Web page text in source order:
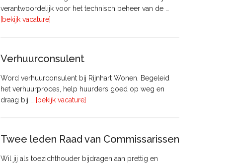
verantwoordelijk voor het technisch beheer van de …
[bekijk vacature]
Onderhoud
Pyloon
Vastgoedmanagement
Verhuurconsulent
Word verhuurconsulent bij Rijnhart Wonen. Begeleid
het verhuurproces, help huurders goed op weg en
draag bij …
[bekijk vacature]
Twee leden Raad van Commissarissen
Wil jij als toezichthouder bijdragen aan prettig en